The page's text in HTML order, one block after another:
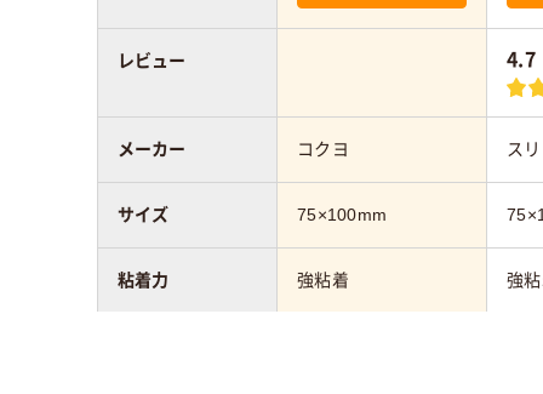
4.7
コクヨ ス
75×100mm
強粘着 強
レビュー
メーカー
サイズ
粘着力